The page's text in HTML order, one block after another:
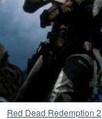
Red Dead Redemption 2